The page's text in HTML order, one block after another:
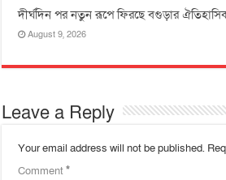
দীর্ঘদিন পর নতুন রূপে ফিরছে বগুড়ার
August 9, 2026
Leave a Reply
Your email address will not be published.
Comment*